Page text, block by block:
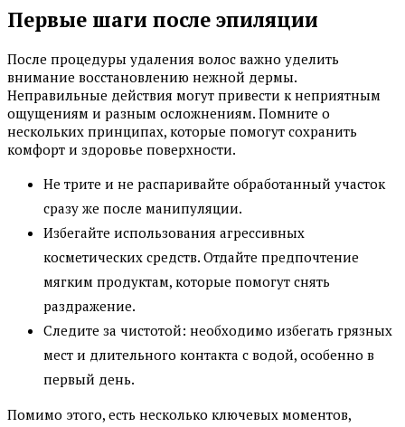
Первые шаги после эпиляции
После процедуры удаления волос важно уделить
внимание восстановлению нежной дермы.
Неправильные действия могут привести к неприятным
ощущениям и разным осложнениям. Помните о
нескольких принципах, которые помогут сохранить
комфорт и здоровье поверхности.
Не трите и не распаривайте обработанный участок
сразу же после манипуляции.
Избегайте использования агрессивных
косметических средств. Отдайте предпочтение
мягким продуктам, которые помогут снять
раздражение.
Следите за чистотой: необходимо избегать грязных
мест и длительного контакта с водой, особенно в
первый день.
Помимо этого, есть несколько ключевых моментов,